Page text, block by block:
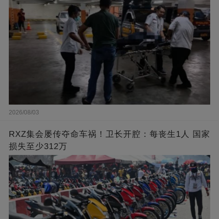
2026/08/03
RXZ集会屡传夺命车祸！卫长开腔：每丧生1人 国家
损失至少312万